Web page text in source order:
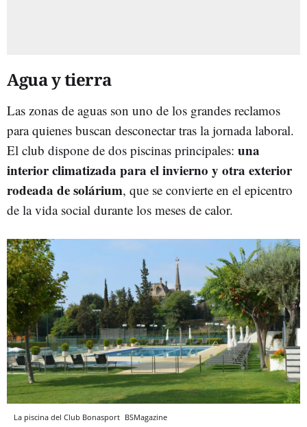
Agua y tierra
Las zonas de aguas son uno de los grandes reclamos
para quienes buscan desconectar tras la jornada laboral.
El club dispone de dos piscinas principales: una
interior climatizada para el invierno y otra exterior
rodeada de solárium, que se convierte en el epicentro
de la vida social durante los meses de calor.
La piscina del Club Bonasport BSMagazine